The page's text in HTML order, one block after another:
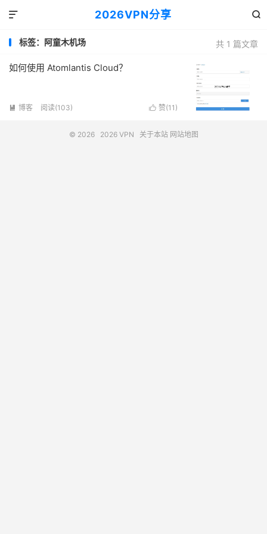
2026VPN分享 

共 1 篇文章
标签：阿童木机场
如何使用 Atomlantis Cloud？
 赞(11 )
 博客 阅读(103)
© 2026 2026 VPN 关于本站 网站地图